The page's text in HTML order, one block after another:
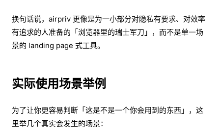
换句话说，airpriv 更像是为一小部分对隐私有要求、对效率
有追求的人准备的「浏览器里的瑞士军刀」，而不是单一场
景的 landing page 式工具。
实际使用场景举例
为了让你更容易判断「这是不是一个你会用到的东西」，这
里举几个真实会发生的场景：